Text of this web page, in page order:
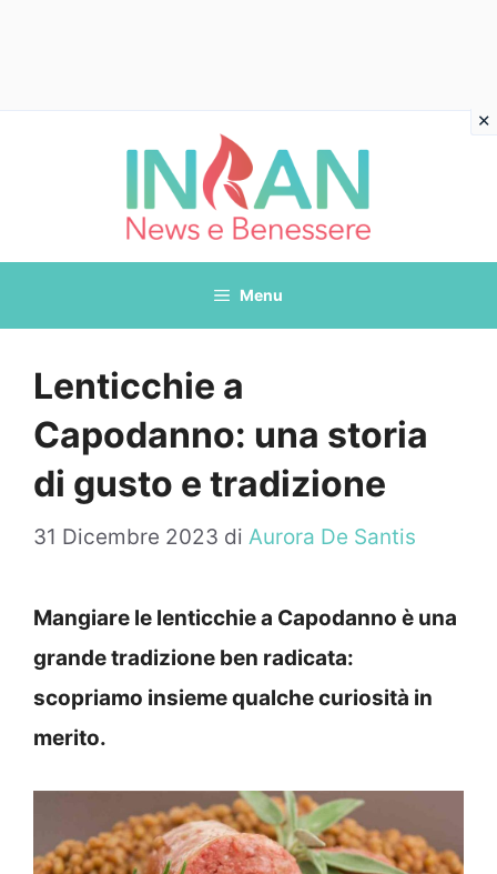
Menu
Lenticchie a
Capodanno: una storia
di gusto e tradizione
31 Dicembre 2023 di Aurora De Santis
Mangiare le lenticchie a Capodanno è una
grande tradizione ben radicata:
scopriamo insieme qualche curiosità in
merito.